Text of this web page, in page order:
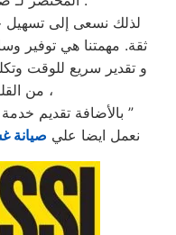
لذلك نسعى إلى تسهيل
ثقة. مهمتنا هي توفير
و تقدير سريع للوقت
من القلق و دون أي مفاجآت ،
بالأضافة تقديم خدمة عملاء مميزة من البداية إلى النهاية ”
نعمل ايضا علي صيانة